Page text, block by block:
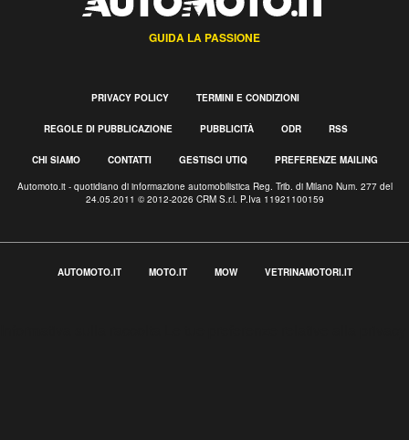
GUIDA LA PASSIONE
PRIVACY POLICY TERMINI E CONDIZIONI
REGOLE DI PUBBLICAZIONE PUBBLICITÀ ODR RSS
CHI SIAMO CONTATTI GESTISCI UTIQ PREFERENZE MAILING
Automoto.it - quotidiano di informazione automobilistica Reg. Trib. di Milano Num. 277 del
24.05.2011 © 2012-2026 CRM S.r.l. P.Iva 11921100159
AUTOMOTO.IT MOTO.IT MOW VETRINAMOTORI.IT